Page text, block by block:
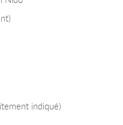
indiqué)